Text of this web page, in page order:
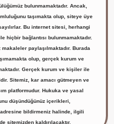
bulunmamaktadır. Ancak,
taşımakta olup, siteye üye
Bu internet sitesi, herhangi
hiçbir bağlantısı bulunmamaktadır.
makaleler paylaşılmaktadır. Burada
olup, gerçek kurum ve
Gerçek kurum ve kişiler ile
Sitemiz, kar amacı gütmeyen ve
platformudur. Hukuka ve yasal
düşündüğünüz içerikleri,
adresine bildirmeniz halinde, ilgili
sitemizden kaldırılacaktır.